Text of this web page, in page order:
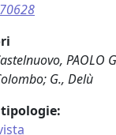
PAOLO
G., Delù